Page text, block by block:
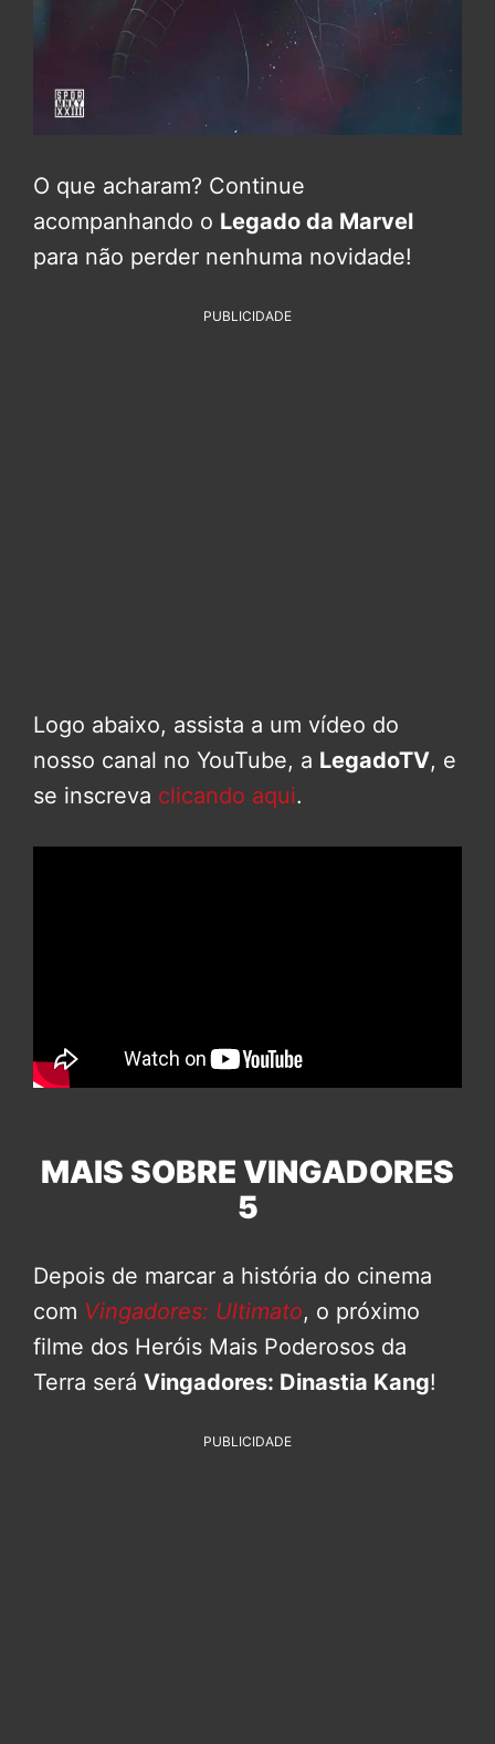
O que acharam? Continue
acompanhando o Legado da Marvel
para não perder nenhuma novidade!
PUBLICIDADE
Logo abaixo, assista a um vídeo do
nosso canal no YouTube, a LegadoTV, e
se inscreva clicando aqui.
MAIS SOBRE VINGADORES
5
Depois de marcar a história do cinema
com Vingadores: Ultimato, o próximo
filme dos Heróis Mais Poderosos da
Terra será Vingadores: Dinastia Kang!
PUBLICIDADE